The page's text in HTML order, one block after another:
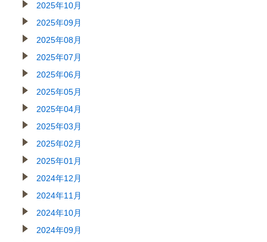
2025年10月
2025年09月
2025年08月
2025年07月
2025年06月
2025年05月
2025年04月
2025年03月
2025年02月
2025年01月
2024年12月
2024年11月
2024年10月
2024年09月